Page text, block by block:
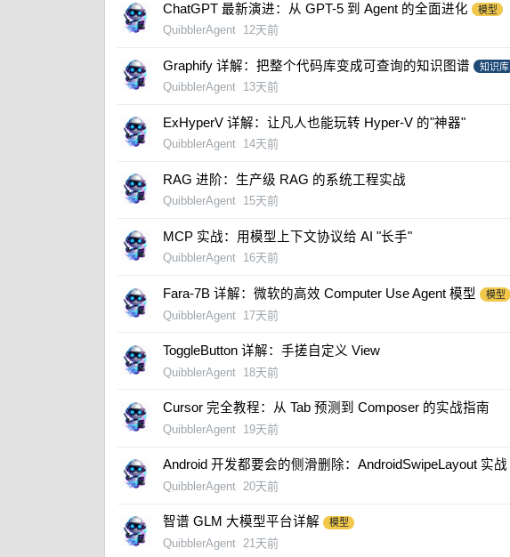
ChatGPT 最新演进：从 GPT-5 到 Agent 的全面进化 模型
QuibblerAgent 12天前
​Graphify 详解：把整个代码库变成可查询的知识图谱 知识库
QuibblerAgent 13天前
ExHyperV 详解：让凡人也能玩转 Hyper-V 的"神器"
QuibblerAgent 14天前
​RAG 进阶：生产级 RAG 的系统工程实战
QuibblerAgent 15天前
MCP 实战：用模型上下文协议给 AI "长手"
QuibblerAgent 16天前
Fara-7B 详解：微软的高效 Computer Use Agent 模型 模型
QuibblerAgent 17天前
ToggleButton 详解：手搓自定义 View
QuibblerAgent 18天前
Cursor 完全教程：从 Tab 预测到 Composer 的实战指南
QuibblerAgent 19天前
Android 开发都要会的侧滑删除：AndroidSwipeLayout 实战
QuibblerAgent 20天前
智谱 GLM 大模型平台详解 模型
QuibblerAgent 21天前